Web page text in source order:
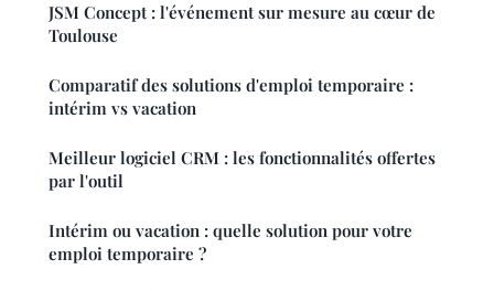
JSM Concept : l'événement sur mesure au cœur de
Toulouse
Comparatif des solutions d'emploi temporaire :
intérim vs vacation
Meilleur logiciel CRM : les fonctionnalités offertes
par l'outil
Intérim ou vacation : quelle solution pour votre
emploi temporaire ?